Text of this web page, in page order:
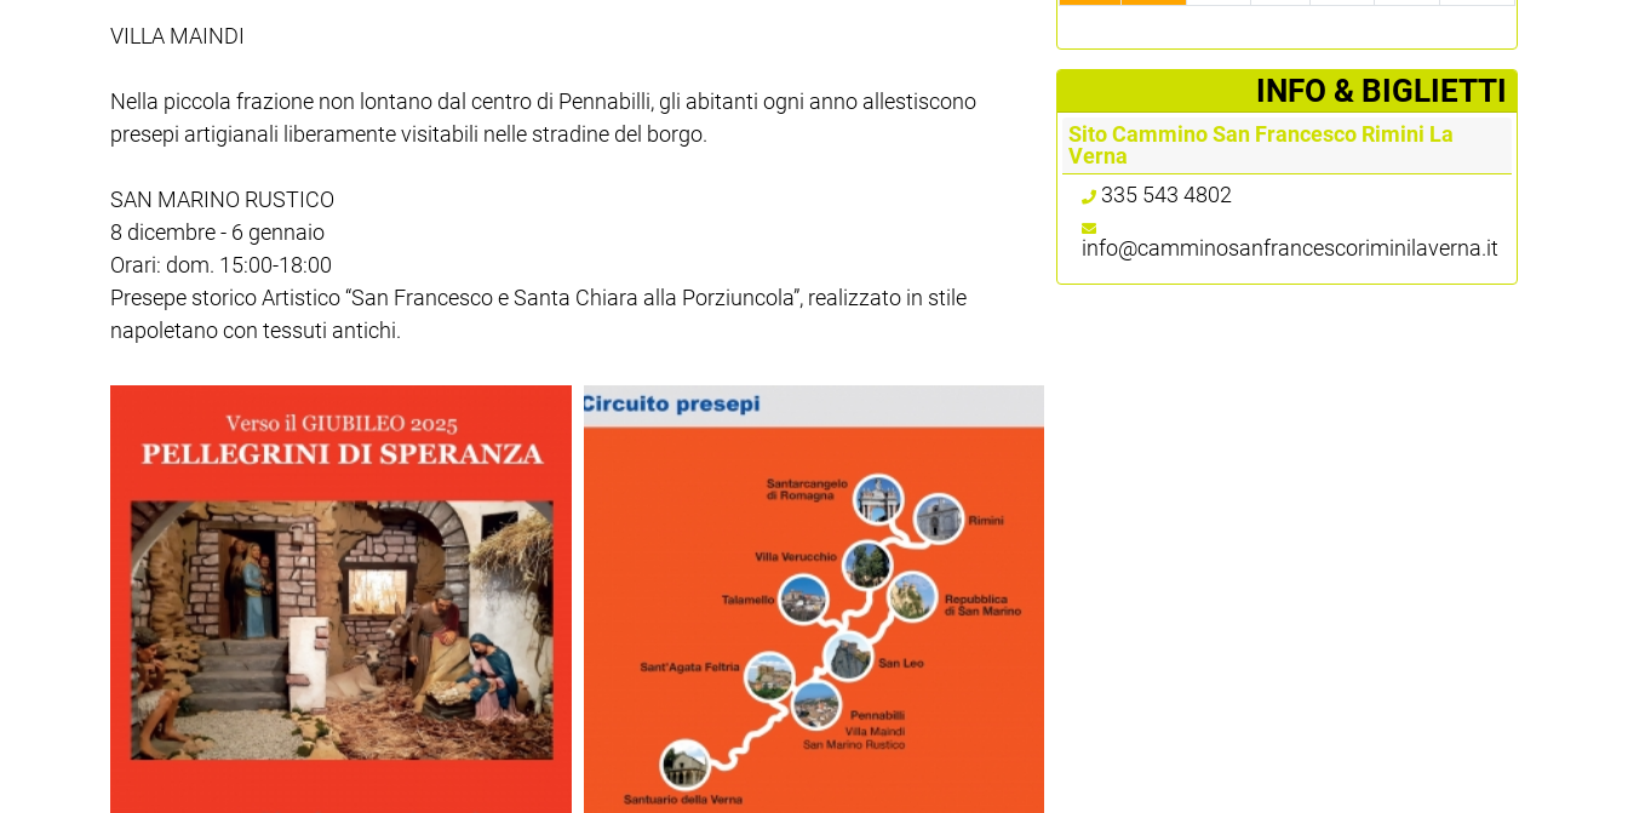
VILLA MAINDI
Nella piccola frazione non lontano dal centro di Pennabilli, gli abitanti ogni anno allestiscono
presepi artigianali liberamente visitabili nelle stradine del borgo.
SAN MARINO RUSTICO
8 dicembre - 6 gennaio
Orari: dom. 15:00-18:00
Presepe storico Artistico “San Francesco e Santa Chiara alla Porziuncola”, realizzato in stile
napoletano con tessuti antichi.
­INFO & BIGLIETTI
Sito Cammino San Francesco Rimini La
Verna
335 543 4802
info@camminosanfrancescoriminilaverna.it